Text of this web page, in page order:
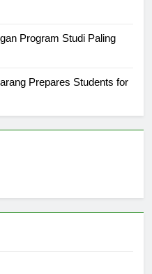
yang Ditawarkan di
Program Studi Paling
Prepares Students for